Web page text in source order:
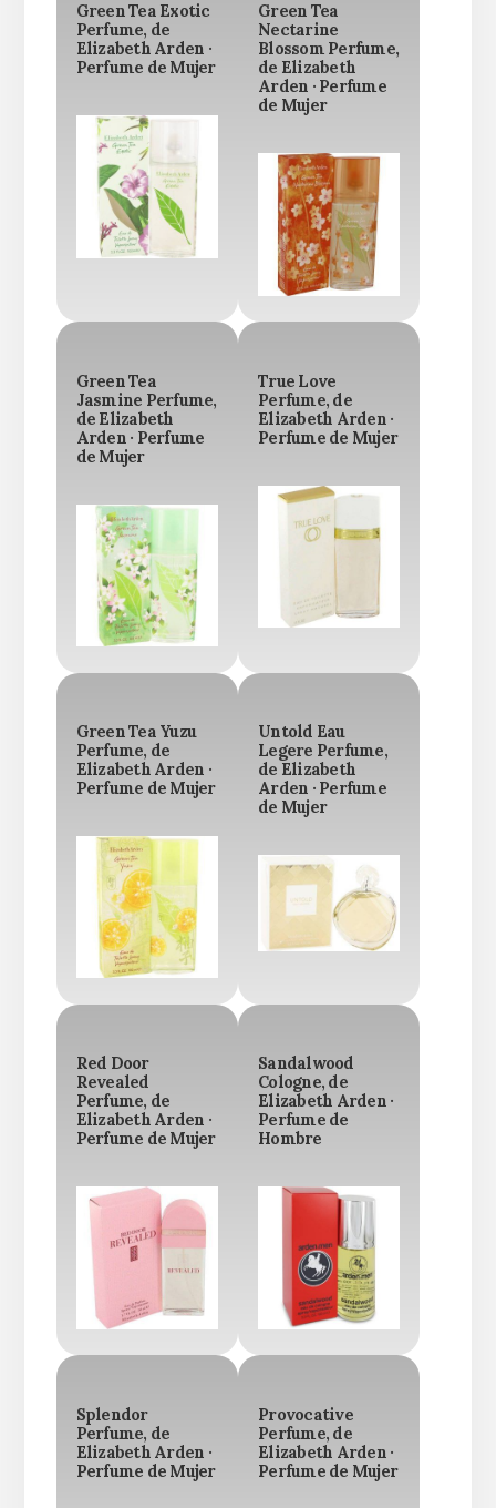
Green Tea Exotic
Perfume, de
Elizabeth Arden ·
Perfume de Mujer
Green Tea
Nectarine
Blossom Perfume,
de Elizabeth
Arden · Perfume
de Mujer
Green Tea
Jasmine Perfume,
de Elizabeth
Arden · Perfume
de Mujer
True Love
Perfume, de
Elizabeth Arden ·
Perfume de Mujer
Green Tea Yuzu
Perfume, de
Elizabeth Arden ·
Perfume de Mujer
Untold Eau
Legere Perfume,
de Elizabeth
Arden · Perfume
de Mujer
Red Door
Revealed
Perfume, de
Elizabeth Arden ·
Perfume de Mujer
Sandalwood
Cologne, de
Elizabeth Arden ·
Perfume de
Hombre
Splendor
Perfume, de
Elizabeth Arden ·
Perfume de Mujer
Provocative
Perfume, de
Elizabeth Arden ·
Perfume de Mujer